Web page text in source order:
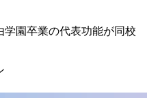
学園卒業の代表功能が同校